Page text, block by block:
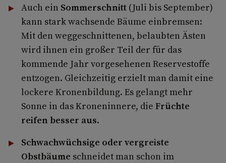
Auch ein Sommerschnitt(Juli bis September)
kann stark wachsende Bäume einbremsen:
Mit den weggeschnittenen, belaubten Ästen
wird ihnen ein großer Teil der für das
kommende Jahr vorgesehenen Reservestoffe
entzogen. Gleichzeitig erzielt man damit eine
lockere Kronenbildung. Es gelangt mehr
Sonne in das Kroneninnere, die Früchte
reifen besser aus.
Schwachwüchsige oder vergreiste
Obstbäume schneidet man schon im